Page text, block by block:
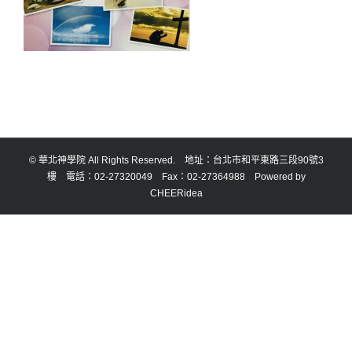
© 華北神學院 All Rights Reserved. 地址：台北市和平東路三段90號3
樓 電話：02-27320049 Fax：02-27364988 Powered by
CHEERidea